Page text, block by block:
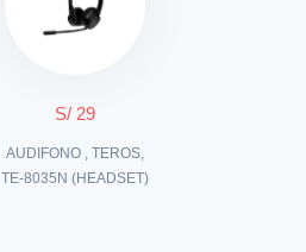
S/ 29
AUDIFONO , TEROS,
TE-8035N (HEADSET)